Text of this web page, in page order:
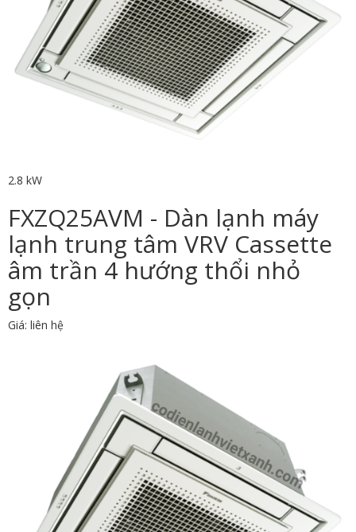
2.8 kW
FXZQ25AVM - Dàn lạnh máy
lạnh trung tâm VRV Cassette
âm trần 4 hướng thổi nhỏ
gọn
Giá: liên hệ